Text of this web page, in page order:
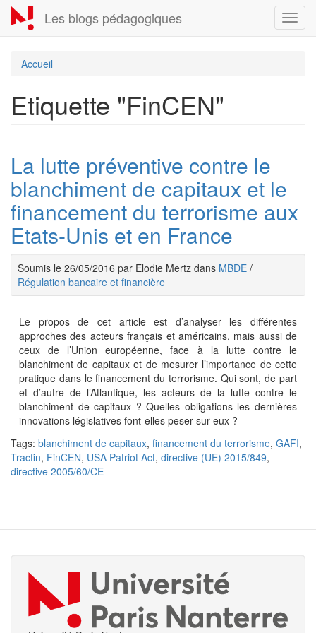
Aller
au
contenu
Les blogs pédagogiques
Accueil
Etiquette "FinCEN"
La lutte préventive contre le
blanchiment de capitaux et le
financement du terrorisme aux
Etats-Unis et en France
Soumis le 26/05/2016 par Elodie Mertz dans MBDE /
Régulation bancaire et financière
Le propos de cet article est d’analyser les différentes
approches des acteurs français et américains, mais aussi de
ceux de l’Union européenne, face à la lutte contre le
blanchiment de capitaux et de mesurer l’importance de cette
pratique dans le financement du terrorisme. Qui sont, de part
et d’autre de l’Atlantique, les acteurs de la lutte contre le
blanchiment de capitaux ? Quelles obligations les dernières
innovations législatives font-elles peser sur eux ?
Tags: blanchiment de capitaux, financement du terrorisme, GAFI,
Tracfin, FinCEN, USA Patriot Act, directive (UE) 2015/849,
directive 2005/60/CE